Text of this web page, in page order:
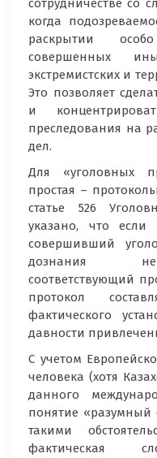
сотрудничестве со
когда
раскрытии
совершенных
экстремистских и
Это позволяет
и
преследования на
дел.
Для «уголовных
простая –
статье 526
указано, что если
совершивший
дознания
соответствующий
протокол
фактического
давности
С учетом
человека (хотя
данного
понятие «разумный
такими
фактическая